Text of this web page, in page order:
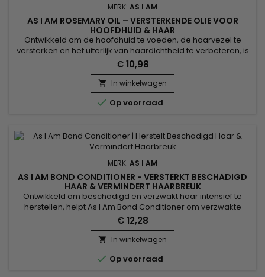
MERK: AS I AM
AS I AM ROSEMARY OIL – VERSTERKENDE OLIE VOOR
HOOFDHUID & HAAR
Ontwikkeld om de hoofdhuid te voeden, de haarvezel te
versterken en het uiterlijk van haardichtheid te verbeteren, is
As I Am Rosemary Oil een versterkende rozemarijnolie die
ideaal is voor verzwakt of futloos haar. De kalmerende geur
van rozemarijn en pepermunt zorgt voor een frisse sensatie
terwijl zowel de hoofdhuid als de lengtes worden...
€ 10,98
 In winkelwagen
 Op voorraad
MERK: AS I AM
AS I AM BOND CONDITIONER - VERSTERKT BESCHADIGD
HAAR & VERMINDERT HAARBREUK
Ontwikkeld om beschadigd en verzwakt haar intensief te
herstellen, helpt As I Am Bond Conditioner om verzwakte
haarverbindingen te herstellen en de haarvezel te
versterken vanaf de eerste toepassingen. De krachtige
formule draagt bij aan het verminderen van haarbreuk, het
verbeteren van de elasticiteit en het beschermen van de
lengtes, wasbeurt na...
€ 12,28
 In winkelwagen
 Op voorraad